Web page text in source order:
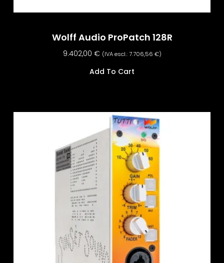
Wolff Audio ProPatch 128R
9.402,00 € (IVA escl.:7.706,56 €)
Add To Cart